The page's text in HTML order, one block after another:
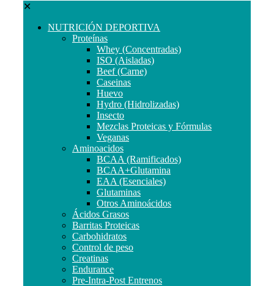
✕
NUTRICIÓN DEPORTIVA
Proteínas
Whey (Concentradas)
ISO (Aisladas)
Beef (Carne)
Caseinas
Huevo
Hydro (Hidrolizadas)
Insecto
Mezclas Proteicas y Fórmulas
Veganas
Aminoacidos
BCAA (Ramificados)
BCAA+Glutamina
EAA (Esenciales)
Glutaminas
Otros Aminoácidos
Ácidos Grasos
Barritas Proteicas
Carbohidratos
Control de peso
Creatinas
Endurance
Pre-Intra-Post Entrenos